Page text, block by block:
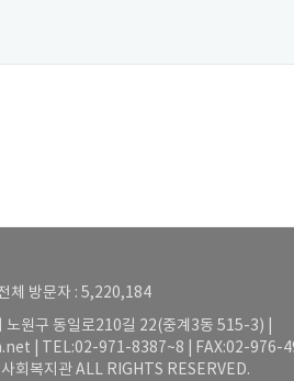
방문자 : 5,220,184
원구 동일로210길 22(중계3동 515-3) |
| TEL:02-971-8387~8 | FAX:02-976-
회복지관 ALL RIGHTS RESERVED.